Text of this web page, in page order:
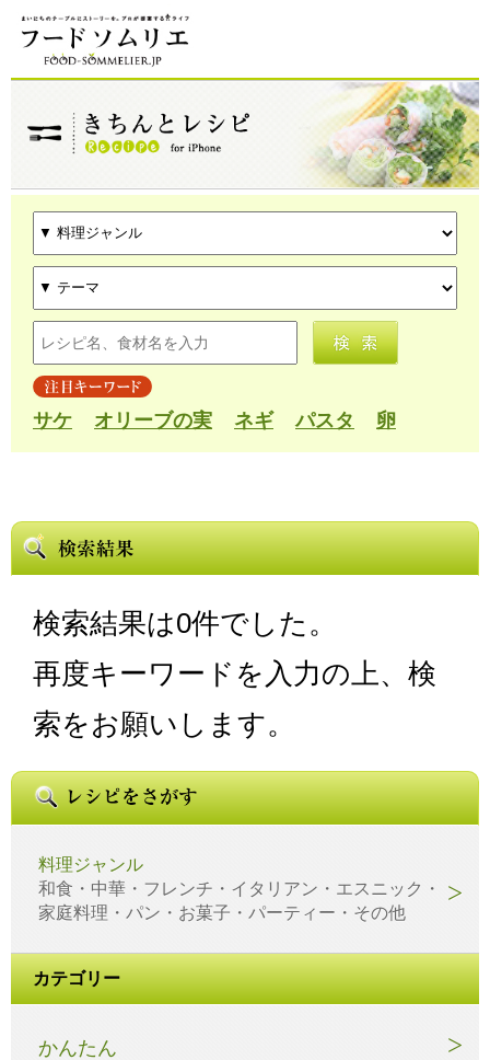
サケ オリーブの実 ネギ パスタ 卵
検索結果は0件でした。
再度キーワードを入力の上、検
索をお願いします。
料理ジャンル
和食・中華・フレンチ・イタリアン・エスニック・
家庭料理・パン・お菓子・パーティー・その他
カテゴリー
かんたん